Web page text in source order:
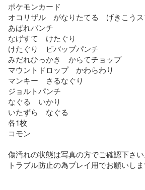
ポケモンカード
オコリザル　がなりたてる　げきこうス
あばれパンチ
なげすて　けたぐり
けたぐり　ビバップパンチ
みだれひっかき　からてチョップ
マウントドロップ　かわらわり
マンキー　さるなぐり
ジョルトパンチ
なぐる　いかり
いたずら　なぐる
各1枚
コモン
傷汚れの状態は写真の方でご確認下さい
トラブル防止の為プレイ用でお願いし